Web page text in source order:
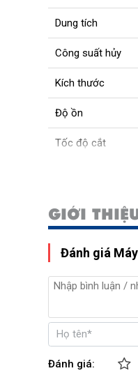
Dung tích
Công suất hủy
Kích thước
Độ ồn
Tốc độ cắt
Công suất tiêu
GIỚI
Đánh giá
Đánh giá: